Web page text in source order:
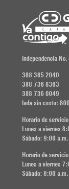
Independencia
388 385 2040
388 736 8363
388 736 0049
lada sin costo:
Horario de
Lunes a viernes
Sábado: 9:00
Horario de
Lunes a viernes
Sábado: 8:00